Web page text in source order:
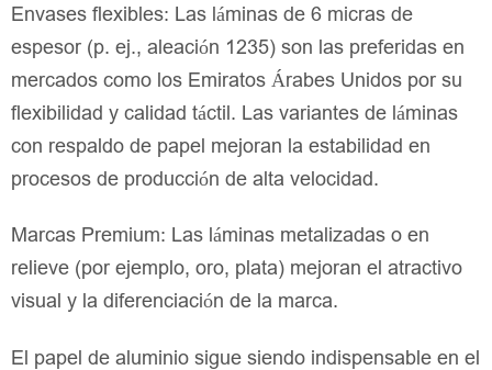
Envases flexibles: Las láminas de 6 micras de
espesor (p. ej., aleación 1235) son las preferidas en
mercados como los Emiratos Árabes Unidos por su
flexibilidad y calidad táctil. Las variantes de láminas
con respaldo de papel mejoran la estabilidad en
procesos de producción de alta velocidad.
Marcas Premium: Las láminas metalizadas o en
relieve (por ejemplo, oro, plata) mejoran el atractivo
visual y la diferenciación de la marca.
El papel de aluminio sigue siendo indispensable en el